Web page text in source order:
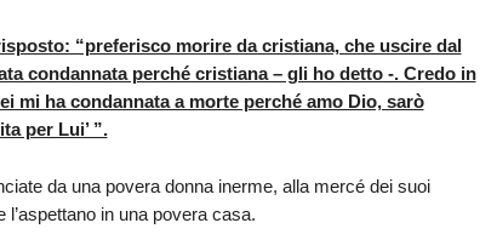
“preferisco morire da cristiana, che uscire dal
condannata perché cristiana – gli ho detto -. Credo in
mi ha condannata a morte perché amo Dio, sarò
per Lui’ ”.
da una povera donna inerme, alla mercé dei suoi
in una povera casa.